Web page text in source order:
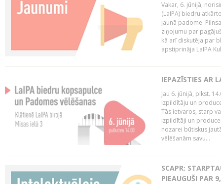
Vakar, 6. jūnijā,
(LaIPA) biedru
jaunā padome.
ziņojumu par
kā arī diskutēja par
apstiprināja LaIPA
IEPAZĪSTIES AR
Jau 6. jūnijā, plkst.
Izpildītāju un
Tās ietvaros, starp
izpildītāji un
nozarei būtiskus
vēlēšanām savu...
SCAPR:
PIEAUGUŠI PAR